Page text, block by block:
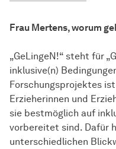
Frau Mertens, worum
„GeLingeN!“ steht für
inklusive(n)
Forschungsprojektes
Erzieherinnen und
sie bestmöglich auf
vorbereitet sind. Dafür
unterschiedlichen